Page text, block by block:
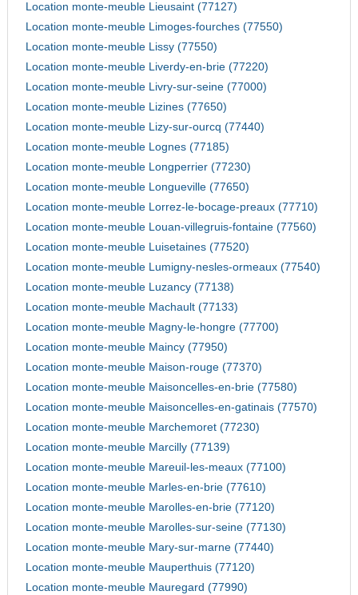
Location monte-meuble Lieusaint (77127)
Location monte-meuble Limoges-fourches (77550)
Location monte-meuble Lissy (77550)
Location monte-meuble Liverdy-en-brie (77220)
Location monte-meuble Livry-sur-seine (77000)
Location monte-meuble Lizines (77650)
Location monte-meuble Lizy-sur-ourcq (77440)
Location monte-meuble Lognes (77185)
Location monte-meuble Longperrier (77230)
Location monte-meuble Longueville (77650)
Location monte-meuble Lorrez-le-bocage-preaux (77710)
Location monte-meuble Louan-villegruis-fontaine (77560)
Location monte-meuble Luisetaines (77520)
Location monte-meuble Lumigny-nesles-ormeaux (77540)
Location monte-meuble Luzancy (77138)
Location monte-meuble Machault (77133)
Location monte-meuble Magny-le-hongre (77700)
Location monte-meuble Maincy (77950)
Location monte-meuble Maison-rouge (77370)
Location monte-meuble Maisoncelles-en-brie (77580)
Location monte-meuble Maisoncelles-en-gatinais (77570)
Location monte-meuble Marchemoret (77230)
Location monte-meuble Marcilly (77139)
Location monte-meuble Mareuil-les-meaux (77100)
Location monte-meuble Marles-en-brie (77610)
Location monte-meuble Marolles-en-brie (77120)
Location monte-meuble Marolles-sur-seine (77130)
Location monte-meuble Mary-sur-marne (77440)
Location monte-meuble Mauperthuis (77120)
Location monte-meuble Mauregard (77990)